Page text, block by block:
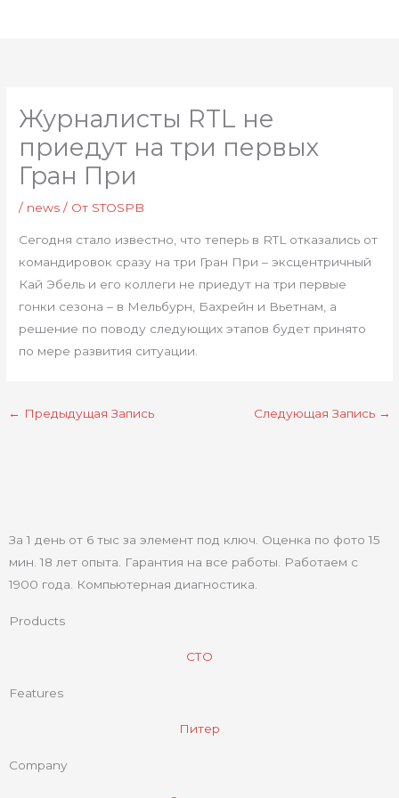
Журналисты RTL не
приедут на три первых
Гран При
/ news / От STOSPB
Сегодня стало известно, что теперь в RTL отказались от
командировок сразу на три Гран При – эксцентричный
Кай Эбель и его коллеги не приедут на три первые
гонки сезона – в Мельбурн, Бахрейн и Вьетнам, а
решение по поводу следующих этапов будет принято
по мере развития ситуации.
← Предыдущая Запись Следующая Запись →
За 1 день от 6 тыс за элемент под ключ. Оценка по фото 15
мин. 18 лет опыта. Гарантия на все работы. Работаем с
1900 года. Компьютерная диагностика.
Products
СТО
Features
Питер
Company